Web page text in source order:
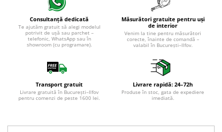
Consultanță dedicată
Te ajutăm gratuit să alegi modelul
potrivit de ușă sau parchet –
telefonic, WhatsApp sau în
showroom (cu programare).
Măsurători gratuite pentru uși
de interior
Venim la tine pentru măsurători
corecte, înainte de comandă –
valabil în București–Ilfov.
Transport gratuit
Livrare gratuită în București–Ilfov
pentru comenzi de peste 1600 lei.
Livrare rapidă: 24–72h
Produse în stoc, gata de expediere
imediată.